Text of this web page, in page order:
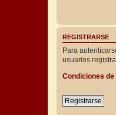
REGISTRARSE
Para
usuarios
Condiciones de
Registrarse